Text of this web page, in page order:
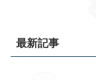
最新記事